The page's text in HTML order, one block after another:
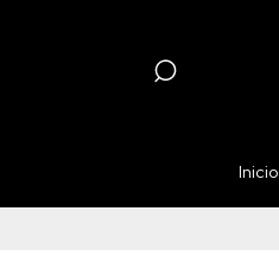
Inicio